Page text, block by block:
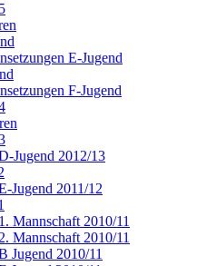
E-Jugend
F-Jugend
Jugend 2012/13
Jugend 2011/12
Mannschaft 2010/11
Mannschaft 2010/11
Jugend 2010/11